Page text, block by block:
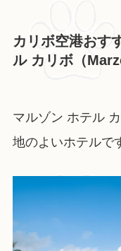
カリボ空港お
ル カリボ（
マルゾン ホテル
地のよいホテルで